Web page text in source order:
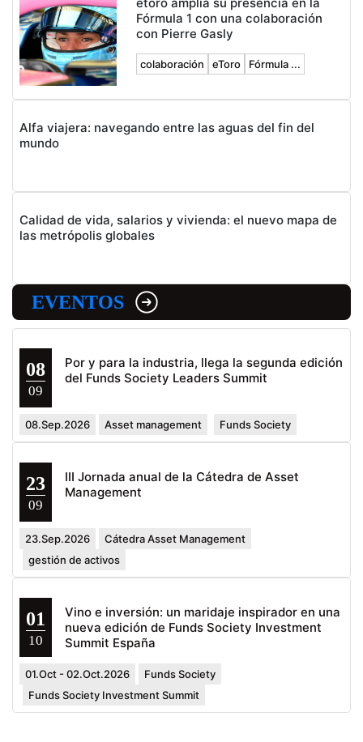
Fórmula 1 con una colaboración
con Pierre Gasly
colaboración eToro Fórmula ...
Alfa viajera: navegando entre las aguas del fin del
mundo
Calidad de vida, salarios y vivienda: el nuevo mapa de
las metrópolis globales
EVENTOS
08
09
Por y para la industria, llega la segunda edición
del Funds Society Leaders Summit
08.Sep.2026 Asset management Funds Society
23
09
III Jornada anual de la Cátedra de Asset
Management
23.Sep.2026
Cátedra Asset Management
gestión de activos
01
10
Vino e inversión: un maridaje inspirador en una
nueva edición de Funds Society Investment
Summit España
01.Oct - 02.Oct.2026
Funds Society
Funds Society Investment Summit